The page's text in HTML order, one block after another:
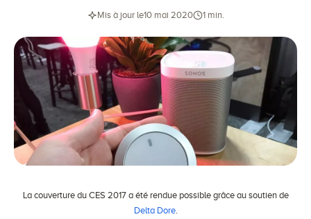
Mis à jour le10 mai 2020 1 min.
La couverture du CES 2017 a été rendue possible grâce au soutien de
Delta Dore.